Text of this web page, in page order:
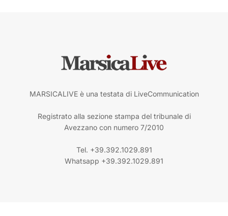
MARSICALIVE è una testata di LiveCommunication
Registrato alla sezione stampa del tribunale di
Avezzano con numero 7/2010
Tel. +39.392.1029.891
Whatsapp +39.392.1029.891